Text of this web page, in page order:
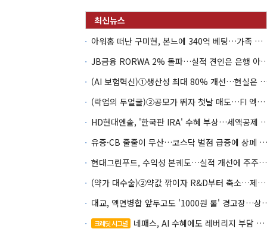
아워홈 떠난 구미현, 본느에 340억 베팅…가족 지배체제 구축
JB금융 RORWA 2% 돌파…실
(AI 보험혁신)①생산성 최대 80%
(락업의 두얼굴)②공모가 뛰자 첫날 매도…FI 엑시트 전략 갈렸다
HD현대엔솔, '한국판 IRA' 수혜
유증·CB 줄줄이 무산…코스닥 벌점 급증에 상폐 압박
현대그린푸드, 수익성 본궤도…실적 개선에 주주환원까지
(약가 대수술)②약값 깎이자 R&D부터 축소…제약업계 비상경영 돌입
대교, 액면병합 앞두고
크레딧 시그널 네패스, AI 수혜에도 레버리지 부담 여전